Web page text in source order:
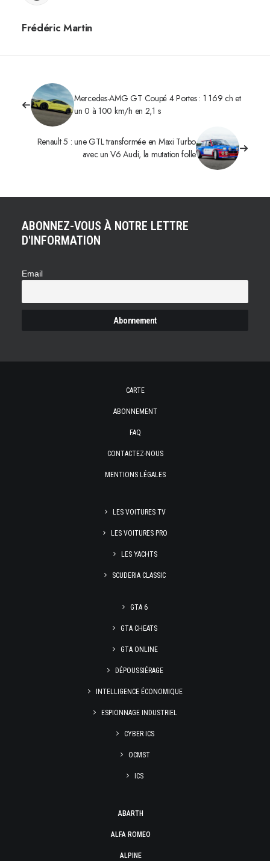
Frédéric Martin
Mercedes-AMG GT Coupé 4 Portes : 1 169 ch et
un 0 à 100 km/h en 2,1 s
Renault 5 : une GTL transformée en Maxi Turbo
avec un V6 Audi, la mutation folle
ABONNEZ-VOUS À NOTRE LETTRE
D'INFORMATION
Email
CARTE
ABONNEMENT
FAQ
CONTACTEZ-NOUS
MENTIONS LÉGALES
LES VOITURES TV
LES VOITURES PRO
LES YACHTS
SCUDERIA CLASSIC
GTA 6
GTA CHEATS
GTA ONLINE
DÉPOUSSIÉRAGE
INTELLIGENCE ÉCONOMIQUE
ESPIONNAGE INDUSTRIEL
CYBER ICS
OCMST
ICS
ABARTH
ALFA ROMEO
ALPINE